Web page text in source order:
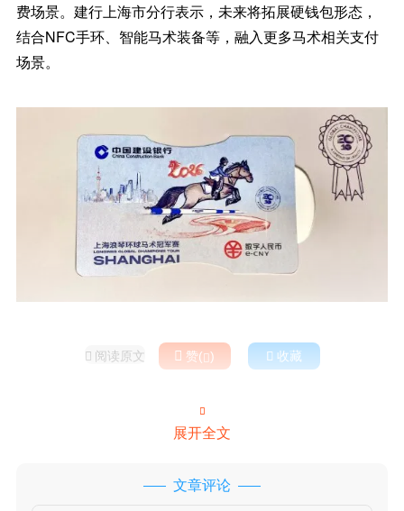
费场景。建行上海市分行表示，未来将拓展硬钱包形态，
结合NFC手环、智能马术装备等，融入更多马术相关支付
场景。
 阅读原文  赞()  收藏

展开全文
文章评论